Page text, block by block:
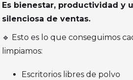
Es bienestar, productividad y
silenciosa de ventas.
🔹 Esto es lo que conseguimos
limpiamos:
Escritorios libres de polvo